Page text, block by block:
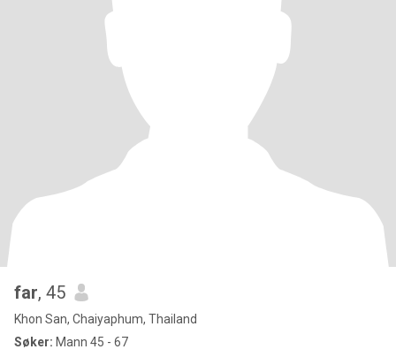
far, 45
Khon San, Chaiyaphum, Thailand
Søker: Mann 45 - 67